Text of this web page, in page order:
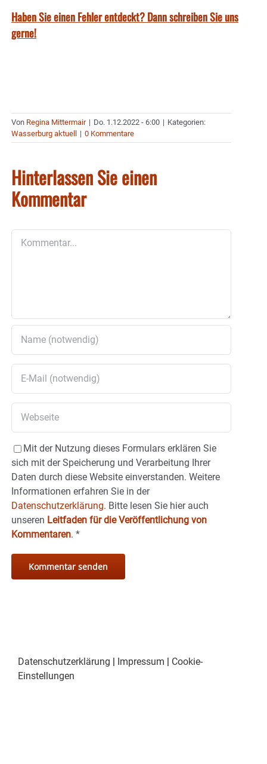
Haben Sie einen Fehler entdeckt? Dann schreiben Sie uns
gerne!
Von Regina Mittermair | Do. 1.12.2022 - 6:00 | Kategorien:
Wasserburg aktuell | 0 Kommentare
Hinterlassen Sie einen
Kommentar
Mit der Nutzung dieses Formulars erklären Sie
sich mit der Speicherung und Verarbeitung Ihrer
Daten durch diese Website einverstanden. Weitere
Informationen erfahren Sie in der
Datenschutzerklärung. Bitte lesen Sie hier auch
unseren Leitfaden für die Veröffentlichung von
Kommentaren. *
Datenschutzerklärung | Impressum | Cookie-
Einstellungen